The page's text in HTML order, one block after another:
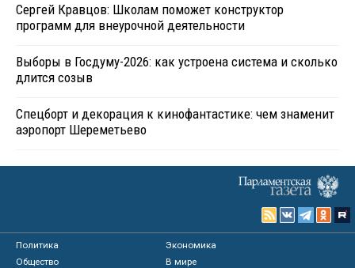
Сергей Кравцов: Школам поможет конструктор
программ для внеурочной деятельности
Выборы в Госдуму-2026: как устроена система и сколько
длится созыв
Спецборт и декорация к кинофантастике: чем знаменит
аэропорт Шереметьево
Политика
Экономика
Общество
В мире